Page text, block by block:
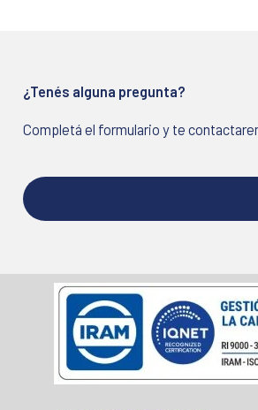
¿Tenés alguna pregunta?
Completá el formulario y te